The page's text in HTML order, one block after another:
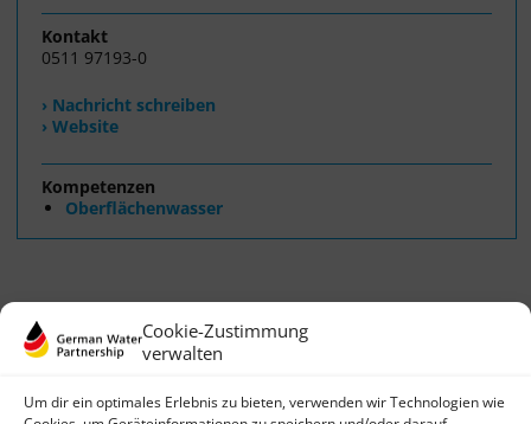
Cookie-Zustimmung
verwalten
Um dir ein optimales Erlebnis zu bieten, verwenden wir Technologien wie
Kontakt
0511 97193-0
› Nachricht schreiben
› Website
Kompetenzen
Oberflächenwasser